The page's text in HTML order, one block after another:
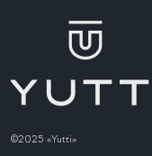
©2025 «Yutti»